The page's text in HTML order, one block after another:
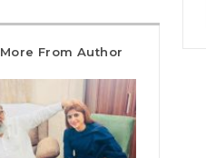
More From Author